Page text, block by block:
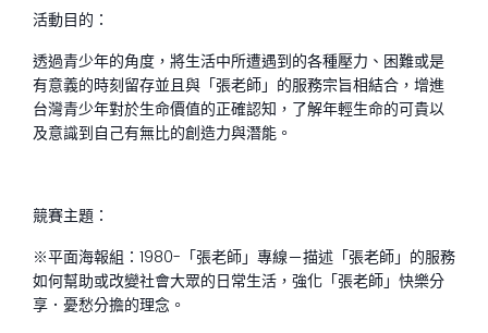
活動目的：
透過青少年的角度，將生活中所遭遇到的各種壓力、困難或是
有意義的時刻留存並且與「張老師」的服務宗旨相結合，增進
台灣青少年對於生命價值的正確認知，了解年輕生命的可貴以
及意識到自己有無比的創造力與潛能。
競賽主題：
※平面海報組：1980-「張老師」專線－描述「張老師」的服務
如何幫助或改變社會大眾的日常生活，強化「張老師」快樂分
享．憂愁分擔的理念。